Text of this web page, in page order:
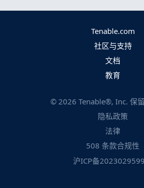
Tenable.com
社区与支持
文档
教育
© 2026 Tenable®, Inc. 保
隐私政策
法律
508 条款合规性
沪ICP备